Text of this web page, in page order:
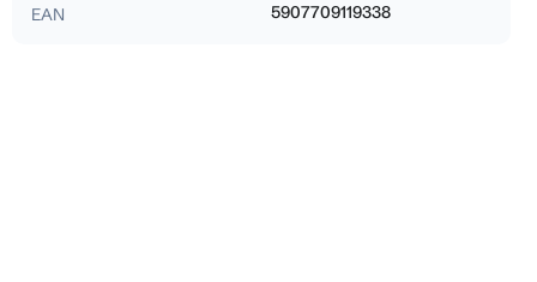
EAN
5907709119338